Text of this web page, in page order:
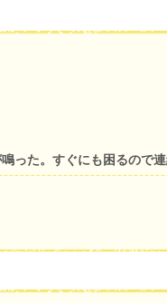
た。すぐにも困るので